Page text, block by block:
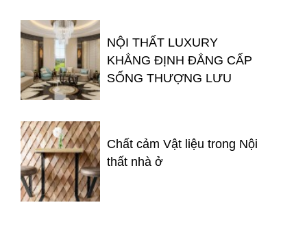
NỘI THẤT LUXURY
KHẲNG ĐỊNH ĐẲNG CẤP
SỐNG THƯỢNG LƯU
Chất cảm Vật liệu trong Nội
thất nhà ở